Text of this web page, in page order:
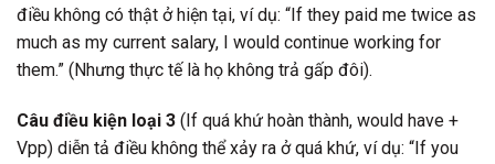
điều không có thật ở hiện tại, ví dụ: “If they paid me twice as
much as my current salary, I would continue working for
them.” (Nhưng thực tế là họ không trả gấp đôi).
Câu điều kiện loại 3 (If quá khứ hoàn thành, would have +
Vpp) diễn tả điều không thể xảy ra ở quá khứ, ví dụ: “If you